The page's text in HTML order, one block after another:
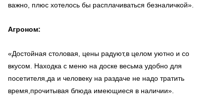
важно, плюс хотелось бы расплачиваться безналичкой».
Агроном:
«Достойная столовая, цены радуют,в целом уютно и со
вкусом. Находка с меню на доске весьма удобно для
посетителя,да и человеку на раздаче не надо тратить
время,прочитывая блюда имеющиеся в наличии».